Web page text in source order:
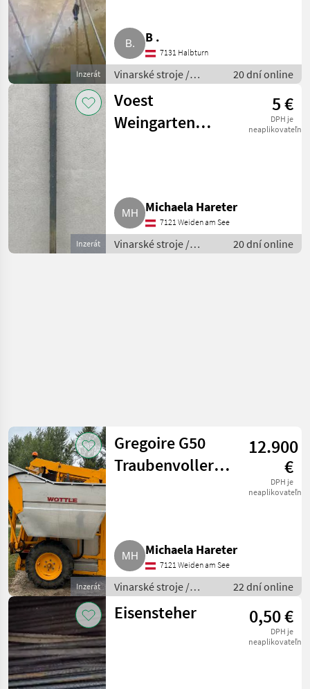
Inzerát
B .
7131 Halbturn
Vinarské stroje /
Ostatné stroje na
vinohradníctvo
20 dní online
Inzerát
Voest
Weingarten
60/40
5 €
DPH je
neaplikovateľné
Michaela Hareter
7121 Weiden am See
Vinarské stroje /
Ostatné stroje na
20 dní online
Inzerát
Gregoire G50
Traubenvollernter,
12.900
€
DPH je
neaplikovateľné
Michaela Hareter
7121 Weiden am See
Vinarské stroje /
Ostatné stroje na
vinohradníctvo
22 dní online
Eisensteher 0,50 €
DPH je
neaplikovateľné